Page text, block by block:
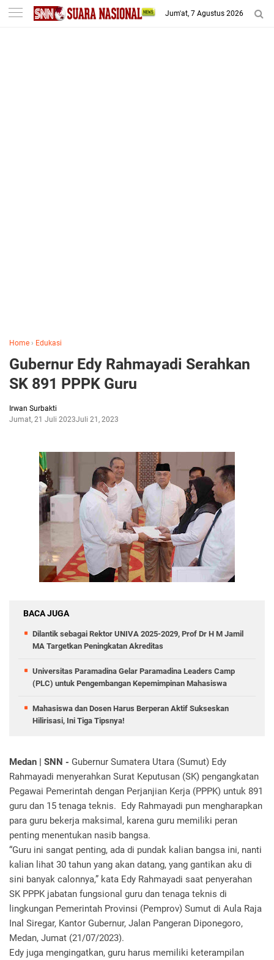
-->
Jum'at, 7 Agustus 2026
Home › Edukasi
Gubernur Edy Rahmayadi Serahkan
SK 891 PPPK Guru
Irwan Surbakti
Jumat, 21 Juli 2023Juli 21, 2023
BACA JUGA
Dilantik sebagai Rektor UNIVA 2025-2029, Prof Dr H M Jamil
MA Targetkan Peningkatan Akreditas
Universitas Paramadina Gelar Paramadina Leaders Camp
(PLC) untuk Pengembangan Kepemimpinan Mahasiswa
Mahasiswa dan Dosen Harus Berperan Aktif Sukseskan
Hilirisasi, Ini Tiga Tipsnya!
Medan | SNN - Gubernur Sumatera Utara (Sumut) Edy
Rahmayadi menyerahkan Surat Keputusan (SK) pengangkatan
Pegawai Pemerintah dengan Perjanjian Kerja (PPPK) untuk 891
guru dan 15 tenaga teknis. Edy Rahmayadi pun mengharapkan
para guru bekerja maksimal, karena guru memiliki peran
penting menentukan nasib bangsa.
“Guru ini sangat penting, ada di pundak kalian bangsa ini, nanti
kalian lihat 30 tahun yang akan datang, yang gantikan aku di
sini banyak calonnya,” kata Edy Rahmayadi saat penyerahan
SK PPPK jabatan fungsional guru dan tenaga teknis di
lingkungan Pemerintah Provinsi (Pemprov) Sumut di Aula Raja
Inal Siregar, Kantor Gubernur, Jalan Pangeran Diponegoro,
Medan, Jumat (21/07/2023).
Edy juga mengingatkan, guru harus memiliki keterampilan